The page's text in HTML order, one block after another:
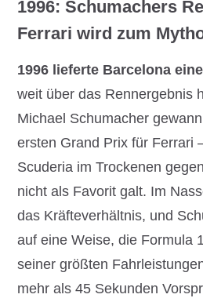
1996: Schumachers
Ferrari wird zum
1996 lieferte Barcelona
weit über das Rennergebnis
Michael Schumacher
ersten Grand Prix für Ferrari
Scuderia im Trockenen
nicht als Favorit galt. Im
das Kräfteverhältnis, und
auf eine Weise, die Formula
seiner größten
mehr als 45 Sekunden